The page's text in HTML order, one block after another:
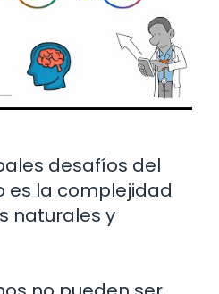
desafíos del
es la complejidad
naturales y